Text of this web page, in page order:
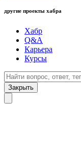
другие проекты хабра
Хабр
Q&A
Карьера
Курсы
Закрыть